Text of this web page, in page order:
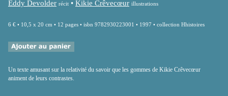
Eddy Devolder récit • Kikie Crêvecœur illustrations
6 € • 10,5 x 20 cm • 12 pages • isbn 9782930223001 • 1997 • collection Hhistoires
Un texte amusant sur la relativité du savoir que les gommes de Kikie Crêvecœur
animent de leurs contrastes.